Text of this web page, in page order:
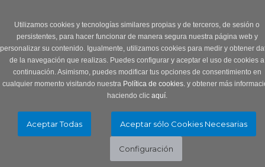
Utilizamos cookies y tecnologías similares propias y de terceros, de sesión o
persistentes, para hacer funcionar de manera segura nuestra página web y
personalizar su contenido. Igualmente, utilizamos cookies para medir y obtener
de la navegación que realizas. Puedes configurar y aceptar el uso de cookies a
continuación. Asimismo, puedes modificar tus opciones de consentimiento en
cualquier momento visitando nuestra Política de cookies.y obtener más
haciendo clic aquí.